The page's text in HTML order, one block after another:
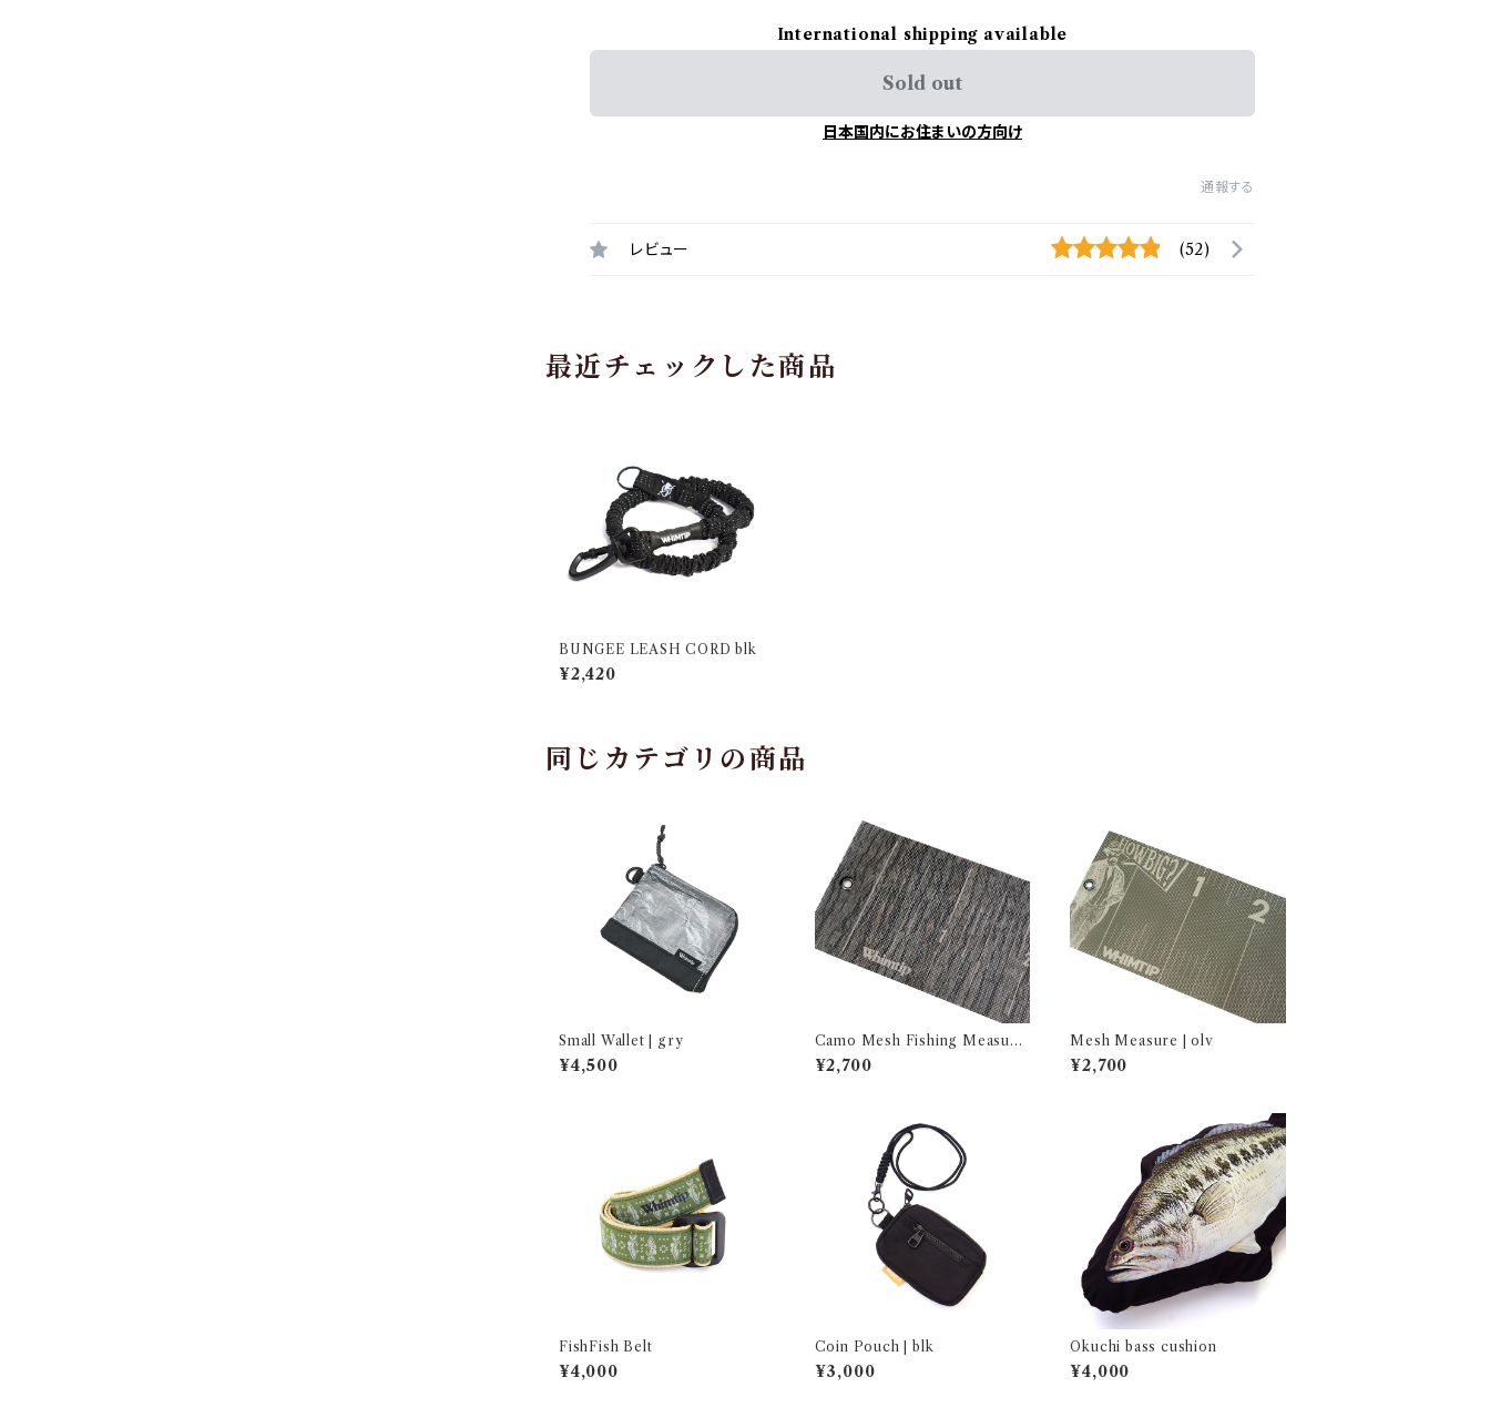
International shipping available
Sold out
日本国内にお住まいの方向け
通報する
レビュー (52)
最近チェックした商品
BUNGEE LEASH CORD blk
¥2,420
同じカテゴリの商品
Small Wallet | gry
¥4,500
Camo Mesh Fishing Measure
| wood
¥2,700
Mesh Measure | olv
¥2,700
FishFish Belt
¥4,000
Coin Pouch | blk
¥3,000
Okuchi bass cushion
¥4,000